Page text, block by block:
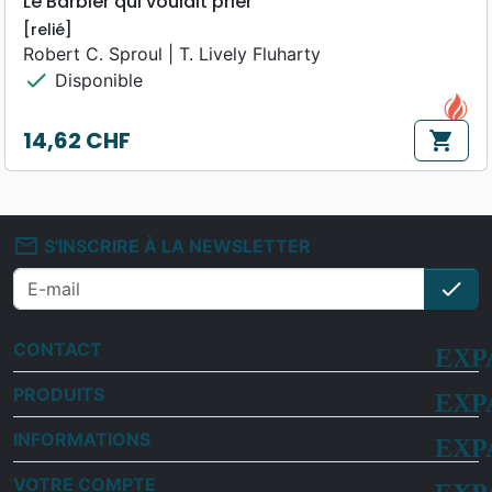
[relié]
Robert C. Sproul | T. Lively Fluharty
check Disponible
Prix
14,62 CHF shopping_cart
mail_outline S'INSCRIRE À LA NEWSLETTER
check
CONTACT
PRODUITS
INFORMATIONS
VOTRE COMPTE